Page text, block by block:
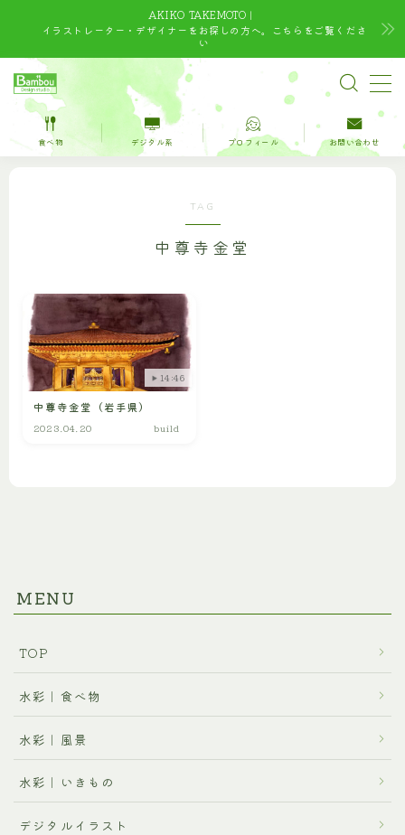
AKIKO TAKEMOTO｜
イラストレーター・デザイナーをお探しの方へ。こちらをご覧くださ
い
MENU
TOP
デジタルイラスト
デザイン
プロフィール
食べ物 デジタル系 プロフィール お問い合わせ
TAG
中尊寺金堂
14:46
中尊寺金堂（岩手県）
2023.04.20 build
MENU
TOP
水彩｜食べ物
水彩｜風景
水彩｜いきもの
デジタルイラスト